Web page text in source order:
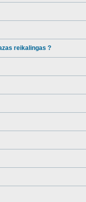
reikalingas ?